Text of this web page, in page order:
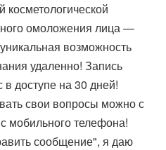
омоложения лица —
возможность
удаленно! Запись
в доступе на 30 дней!
свои вопросы можно с
мобильного телефона!
сообщение", я даю